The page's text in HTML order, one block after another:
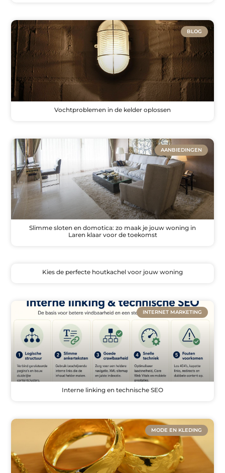
BLOG
Vochtproblemen in de kelder oplossen
AANBIEDINGEN
Slimme sloten en domotica: zo maak je jouw woning in
Laren klaar voor de toekomst
Kies de perfecte houtkachel voor jouw woning
INTERNET MARKETING
Interne linking en technische SEO
MODE EN KLEDING